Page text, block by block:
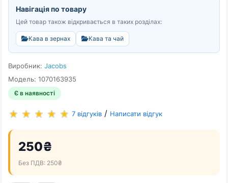
Навігація по товару
Цей товар також відкривається в таких розділах:
Кава в зернах Кава та чай
Виробник: Jacobs
Модель: 1070163935
Є в наявності
7 відгуків / Написати відгук
250₴
Без ПДВ: 250₴